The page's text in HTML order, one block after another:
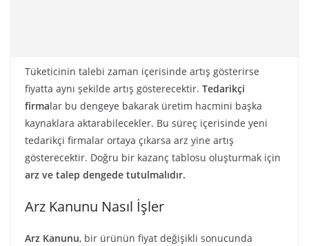
Tüketicinin talebi zaman içerisinde artış gösterirse
fiyatta aynı şekilde artış gösterecektir. Tedarikçi
firmalar bu dengeye bakarak üretim hacmini başka
kaynaklara aktarabilecekler. Bu süreç içerisinde yeni
tedarikçi firmalar ortaya çıkarsa arz yine artış
gösterecektir. Doğru bir kazanç tablosu oluşturmak için
arz ve talep dengede tutulmalıdır.
Arz Kanunu Nasıl İşler
Arz Kanunu, bir ürünün fiyat değişikli sonucunda